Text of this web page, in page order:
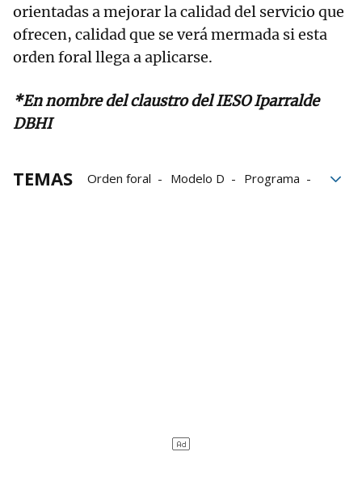
orientadas a mejorar la calidad del servicio que
ofrecen, calidad que se verá mermada si esta
orden foral llega a aplicarse.
*En nombre del claustro del IESO Iparralde
DBHI
TEMAS Orden foral Modelo D
Programa